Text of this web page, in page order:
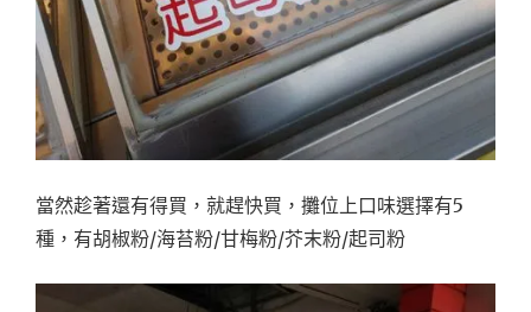
當然趁著還有得買，就趕快買，攤位上口味選擇有5
種，有胡椒粉/海苔粉/甘梅粉/芥末粉/起司粉